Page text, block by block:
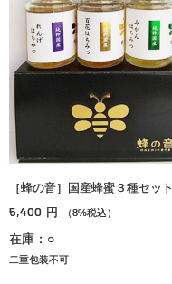
［蜂の音］国産蜂蜜３種セット
5,400 円 （8%税込）
在庫：○
二重包装不可